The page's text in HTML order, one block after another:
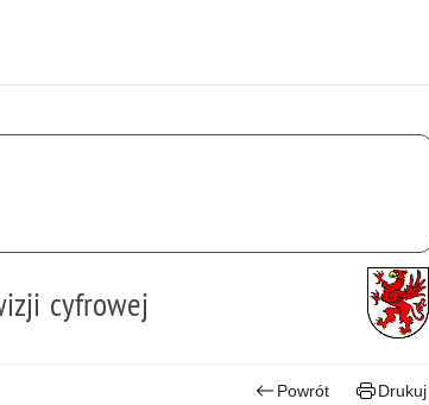
cyfrowej
Powrót Drukuj